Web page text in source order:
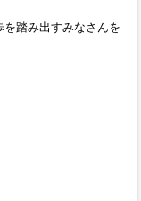
踏み出すみなさんを